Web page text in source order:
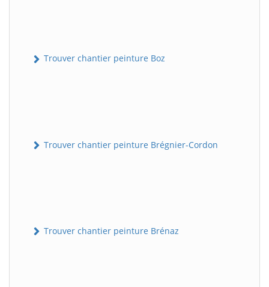
Trouver chantier peinture Boz
Trouver chantier peinture Brégnier-Cordon
Trouver chantier peinture Brénaz